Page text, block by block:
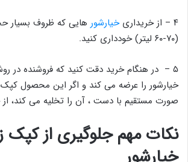
۴ – از خریداری خیارشور هایی که ظروف بسیار
(۷۰-۶۰ لیتر) خودداری کنید.
۵ – در هنگام خرید دقت کنید که فروشنده در
خیارشور را عرضه می کند و اگر این محصول کپک
صورت مستقیم با دست ، آن را تخلیه می کند،
نکات مهم جلوگیری از کپک